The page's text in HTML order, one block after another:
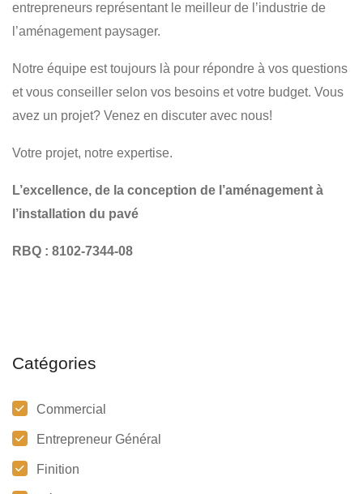
entrepreneurs représentant le meilleur de l’industrie de
l’aménagement paysager.
Notre équipe est toujours là pour répondre à vos questions
et vous conseiller selon vos besoins et votre budget. Vous
avez un projet? Venez en discuter avec nous!
Votre projet, notre expertise.
L’excellence, de la conception de l’aménagement à
l’installation du pavé
RBQ : 8102-7344-08
Catégories
Commercial
Entrepreneur Général
Finition